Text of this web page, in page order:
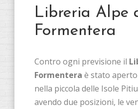
Libreria Alpe
Formentera
Contro ogni previsione il
Formentera è stato
nella piccola delle Isole
avendo due posizioni, le